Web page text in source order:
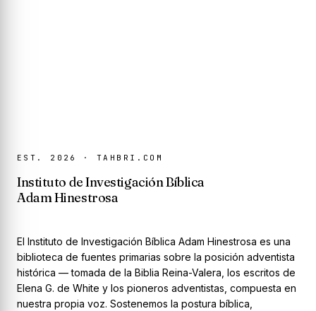
EST. 2026 · TAHBRI.COM
Instituto de Investigación Bíblica
Adam Hinestrosa
El Instituto de Investigación Bíblica Adam Hinestrosa es una
biblioteca de fuentes primarias sobre la posición adventista
histórica — tomada de la Biblia Reina-Valera, los escritos de
Elena G. de White y los pioneros adventistas, compuesta en
nuestra propia voz. Sostenemos la postura bíblica,